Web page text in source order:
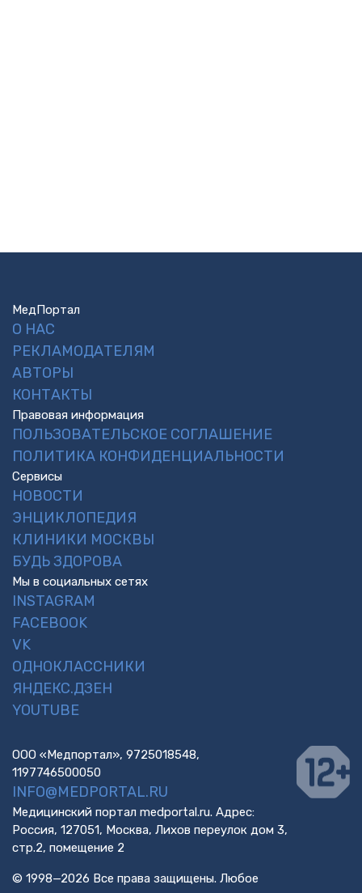
МедПортал
О НАС
РЕКЛАМОДАТЕЛЯМ
АВТОРЫ
КОНТАКТЫ
Правовая информация
ПОЛЬЗОВАТЕЛЬСКОЕ СОГЛАШЕНИЕ
ПОЛИТИКА КОНФИДЕНЦИАЛЬНОСТИ
Сервисы
НОВОСТИ
ЭНЦИКЛОПЕДИЯ
КЛИНИКИ МОСКВЫ
БУДЬ ЗДОРОВА
Мы в социальных сетях
INSTAGRAM
FACEBOOK
VK
ОДНОКЛАССНИКИ
ЯНДЕКС.ДЗЕН
YOUTUBE
ООО «Медпортал», 9725018548,
1197746500050
INFO@MEDPORTAL.RU
Медицинский портал medportal.ru. Адрес:
Россия, 127051, Москва, Лихов переулок дом 3,
стр.2, помещение 2
© 1998—2026 Все права защищены. Любое